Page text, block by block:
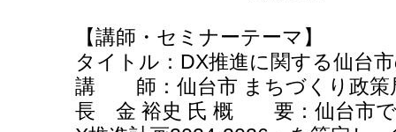
【講師・セミナーテーマ】
タイトル：DX推進に関する仙台
講 師：仙台市 まちづくり政策
長 金 裕史 氏 概 要：仙台市で